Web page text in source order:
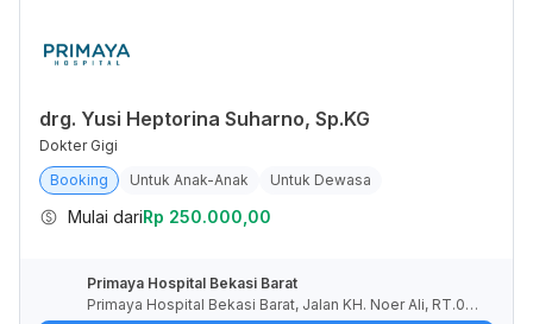
drg. Yusi Heptorina Suharno, Sp.KG
Dokter Gigi
Booking
Untuk Anak-Anak Untuk Dewasa
Mulai dariRp 250.000,00
Primaya Hospital Bekasi Barat
Primaya Hospital Bekasi Barat, Jalan KH. Noer Ali, RT.00